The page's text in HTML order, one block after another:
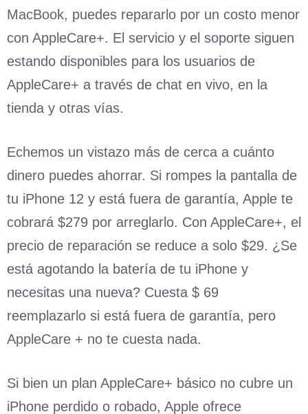
MacBook, puedes repararlo por un costo menor
con AppleCare+. El servicio y el soporte siguen
estando disponibles para los usuarios de
AppleCare+ a través de chat en vivo, en la
tienda y otras vías.
Echemos un vistazo más de cerca a cuánto
dinero puedes ahorrar. Si rompes la pantalla de
tu iPhone 12 y está fuera de garantía, Apple te
cobrará $279 por arreglarlo. Con AppleCare+, el
precio de reparación se reduce a solo $29. ¿Se
está agotando la batería de tu iPhone y
necesitas una nueva? Cuesta $ 69
reemplazarlo si está fuera de garantía, pero
AppleCare + no te cuesta nada.
Si bien un plan AppleCare+ básico no cubre un
iPhone perdido o robado, Apple ofrece